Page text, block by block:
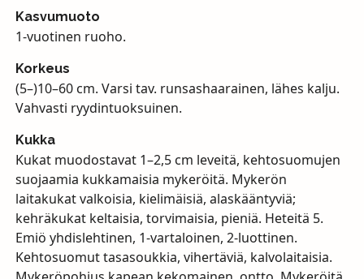
Kasvumuoto
1-vuotinen ruoho.
Korkeus
(5–)10–60 cm. Varsi tav. runsashaarainen, lähes kalju.
Vahvasti ryydintuoksuinen.
Kukka
Kukat muodostavat 1–2,5 cm leveitä, kehtosuomujen
suojaamia kukkamaisia mykeröitä. Mykerön
laitakukat valkoisia, kielimäisiä, alaskääntyviä;
kehräkukat keltaisia, torvimaisia, pieniä. Heteitä 5.
Emiö yhdislehtinen, 1-vartaloinen, 2-luottinen.
Kehtosuomut tasasoukkia, vihertäviä, kalvolaitaisia.